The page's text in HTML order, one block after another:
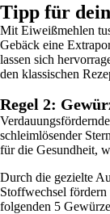
Tipp für
Mit Eiweißmehlen
Gebäck eine
lassen sich
den klassischen
Regel 2:
schleimlösender
für die Gesundheit,
Durch die gezielte
Stoffwechsel
folgenden 5